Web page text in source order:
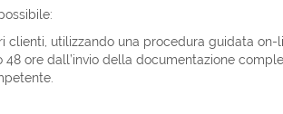
clienti, utilizzando una procedura guidata on-
48 ore dall’invio della documentazione